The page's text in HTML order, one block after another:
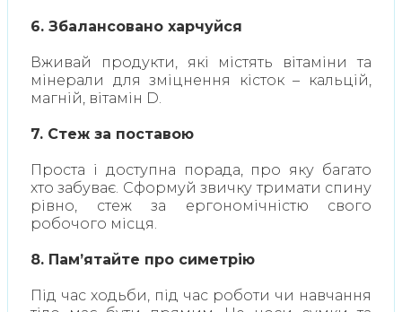
6. Збалансовано харчуйся
Вживай продукти, які містять вітаміни та
мінерали для зміцнення кісток – кальцій,
магній, вітамін D.
7. Стеж за поставою
Проста і доступна порада, про яку багато
хто забуває. Сформуй звичку тримати спину
рівно, стеж за ергономічністю свого
робочого місця.
8. Пам’ятайте про симетрію
Під час ходьби, під час роботи чи навчання